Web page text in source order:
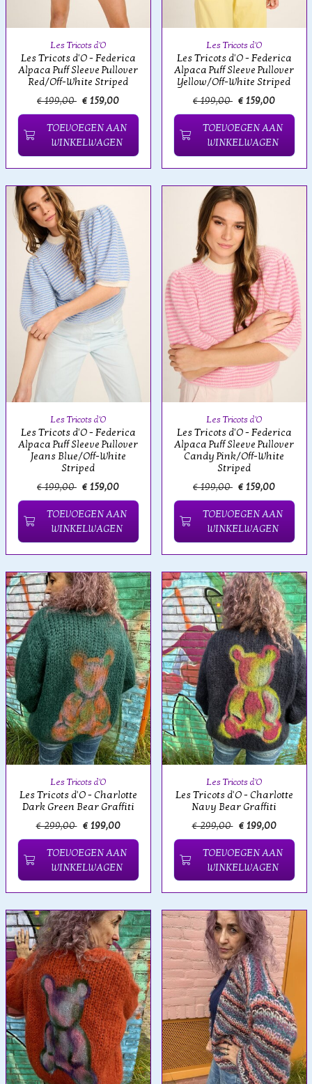
Les Tricots d'O
Les Tricots d'O - Federica
Alpaca Puff Sleeve Pullover
Red/Off-White Striped
€ 199,00 € 159,00
TOEVOEGEN AAN
WINKELWAGEN
Les Tricots d'O
Les Tricots d'O - Federica
Alpaca Puff Sleeve Pullover
Yellow/Off-White Striped
€ 199,00 € 159,00
TOEVOEGEN AAN
WINKELWAGEN
Les Tricots d'O
Les Tricots d'O - Federica
Alpaca Puff Sleeve Pullover
Jeans Blue/Off-White
Striped
€ 199,00 € 159,00
TOEVOEGEN AAN
WINKELWAGEN
Les Tricots d'O
Les Tricots d'O - Federica
Alpaca Puff Sleeve Pullover
Candy Pink/Off-White
Striped
€ 199,00 € 159,00
TOEVOEGEN AAN
WINKELWAGEN
Les Tricots d'O
Les Tricots d'O - Charlotte
Dark Green Bear Graffiti
€ 299,00 € 199,00
TOEVOEGEN AAN
WINKELWAGEN
Les Tricots d'O
Les Tricots d'O - Charlotte
Navy Bear Graffiti
€ 299,00 € 199,00
TOEVOEGEN AAN
WINKELWAGEN